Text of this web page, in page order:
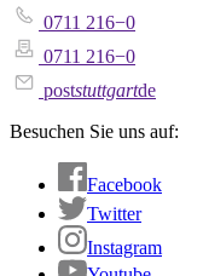
0711 216−0
0711 216−0
poststuttgartde
Besuchen Sie uns auf:
Facebook
Twitter
Instagram